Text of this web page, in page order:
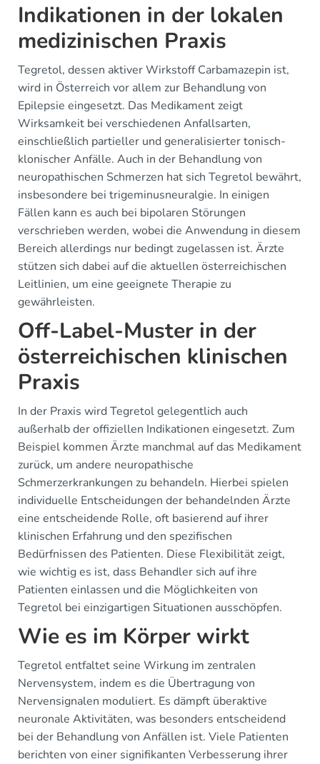
Indikationen in der lokalen
medizinischen Praxis
Tegretol, dessen aktiver Wirkstoff Carbamazepin ist,
wird in Österreich vor allem zur Behandlung von
Epilepsie eingesetzt. Das Medikament zeigt
Wirksamkeit bei verschiedenen Anfallsarten,
einschließlich partieller und generalisierter tonisch-
klonischer Anfälle. Auch in der Behandlung von
neuropathischen Schmerzen hat sich Tegretol bewährt,
insbesondere bei trigeminusneuralgie. In einigen
Fällen kann es auch bei bipolaren Störungen
verschrieben werden, wobei die Anwendung in diesem
Bereich allerdings nur bedingt zugelassen ist. Ärzte
stützen sich dabei auf die aktuellen österreichischen
Leitlinien, um eine geeignete Therapie zu
gewährleisten.
Off-Label-Muster in der
österreichischen klinischen
Praxis
In der Praxis wird Tegretol gelegentlich auch
außerhalb der offiziellen Indikationen eingesetzt. Zum
Beispiel kommen Ärzte manchmal auf das Medikament
zurück, um andere neuropathische
Schmerzerkrankungen zu behandeln. Hierbei spielen
individuelle Entscheidungen der behandelnden Ärzte
eine entscheidende Rolle, oft basierend auf ihrer
klinischen Erfahrung und den spezifischen
Bedürfnissen des Patienten. Diese Flexibilität zeigt,
wie wichtig es ist, dass Behandler sich auf ihre
Patienten einlassen und die Möglichkeiten von
Tegretol bei einzigartigen Situationen ausschöpfen.
Wie es im Körper wirkt
Tegretol entfaltet seine Wirkung im zentralen
Nervensystem, indem es die Übertragung von
Nervensignalen moduliert. Es dämpft überaktive
neuronale Aktivitäten, was besonders entscheidend
bei der Behandlung von Anfällen ist. Viele Patienten
berichten von einer signifikanten Verbesserung ihrer